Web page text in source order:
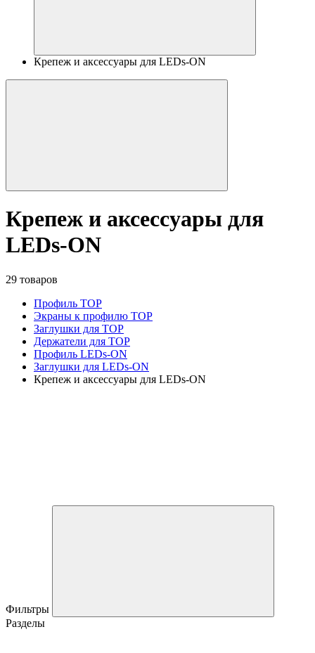
Крепеж и аксессуары для LEDs-ON
Крепеж и аксессуары для
LEDs-ON
29 товаров
Профиль TOP
Экраны к профилю TOP
Заглушки для TOP
Держатели для TOP
Профиль LEDs-ON
Заглушки для LEDs-ON
Крепеж и аксессуары для LEDs-ON
Фильтры
Разделы